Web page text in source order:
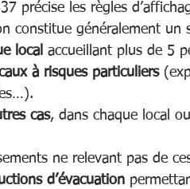
précise les règles
constitue généralement un
local accueillant plus de 5
à risques particuliers
cas, dans chaque local
ne relevant pas de
d’évacuation